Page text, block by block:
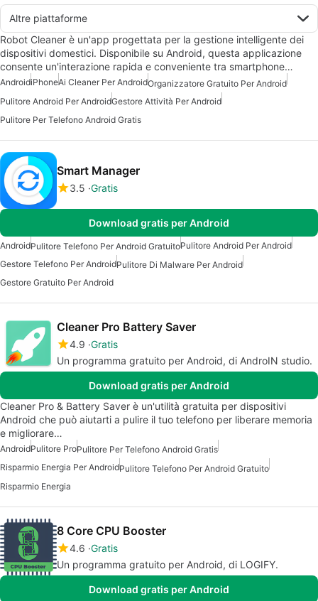
Altre piattaforme
Robot Cleaner è un'app progettata per la gestione intelligente dei
dispositivi domestici. Disponibile su Android, questa applicazione
consente un'interazione rapida e conveniente tra smartphone…
AndroidiPhoneAi Cleaner Per AndroidOrganizzatore Gratuito Per Android
Pulitore Android Per AndroidGestore Attività Per Android
Pulitore Per Telefono Android Gratis
Smart Manager
3.5 Gratis
Download gratis per Android
AndroidPulitore Telefono Per Android GratuitoPulitore Android Per Android
Gestore Telefono Per AndroidPulitore Di Malware Per Android
Gestore Gratuito Per Android
Cleaner Pro Battery Saver
4.9 Gratis
Un programma gratuito per Android, di AndroIN studio.
Download gratis per Android
Cleaner Pro & Battery Saver è un'utilità gratuita per dispositivi
Android che può aiutarti a pulire il tuo telefono per liberare memoria
e migliorare…
AndroidPulitore ProPulitore Per Telefono Android Gratis
Risparmio Energia Per AndroidPulitore Telefono Per Android Gratuito
Risparmio Energia
8 Core CPU Booster
4.6 Gratis
Un programma gratuito per Android, di LOGIFY.
Download gratis per Android